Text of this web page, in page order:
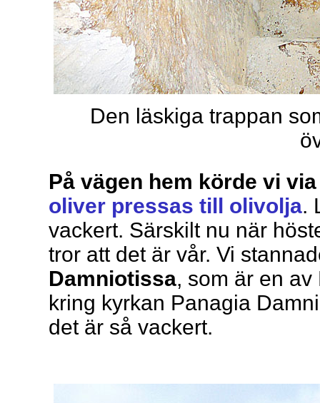
Den läskiga trappan
På vägen hem körde vi
oliver pressas till olivolja.
vackert. Särskilt nu när
tror att det är vår. Vi
Damniotissa, som är en
kring kyrkan Panagia
det är så vackert.